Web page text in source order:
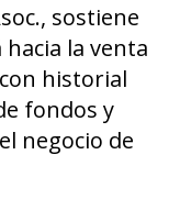
sostiene
la venta
historial
fondos y
negocio de